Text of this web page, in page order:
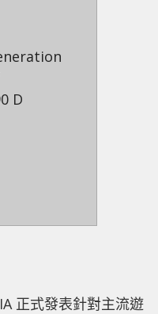
D
正式發表針對主流遊